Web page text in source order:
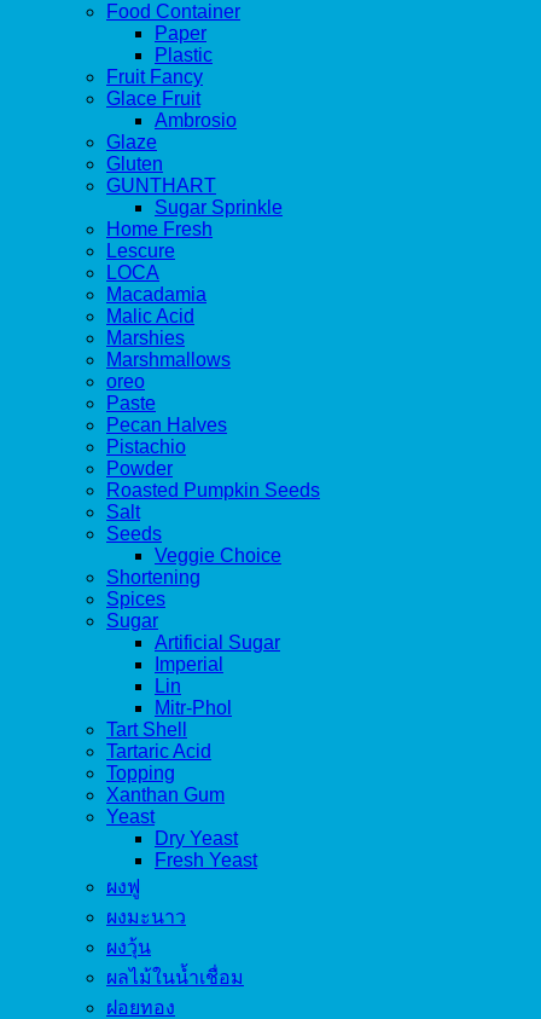
Food Container
Paper
Plastic
Fruit Fancy
Glace Fruit
Ambrosio
Glaze
Gluten
GUNTHART
Sugar Sprinkle
Home Fresh
Lescure
LOCA
Macadamia
Malic Acid
Marshies
Marshmallows
oreo
Paste
Pecan Halves
Pistachio
Powder
Roasted Pumpkin Seeds
Salt
Seeds
Veggie Choice
Shortening
Spices
Sugar
Artificial Sugar
Imperial
Lin
Mitr-Phol
Tart Shell
Tartaric Acid
Topping
Xanthan Gum
Yeast
Dry Yeast
Fresh Yeast
ผงฟู
ผงมะนาว
ผงวุ้น
ผลไม้ในน้ำเชื่อม
ฝอยทอง